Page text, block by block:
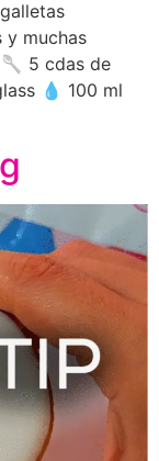
y muchas
5 cdas de
💧 100 ml